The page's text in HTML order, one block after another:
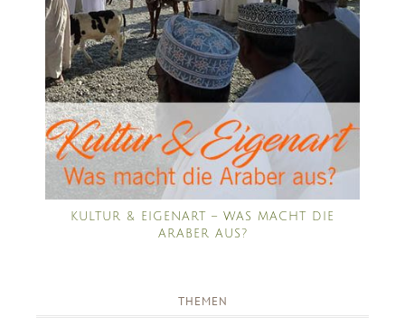
KULTUR & EIGENART – WAS MACHT DIE
ARABER AUS?
THEMEN